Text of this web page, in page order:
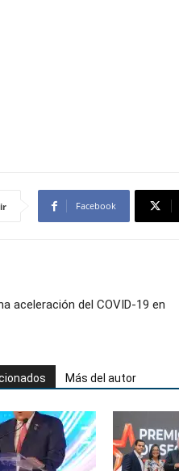
Facebook
aceleración del COVID-19 en
Más del autor